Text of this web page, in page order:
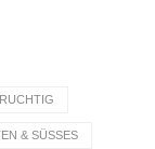
& SÜSSES